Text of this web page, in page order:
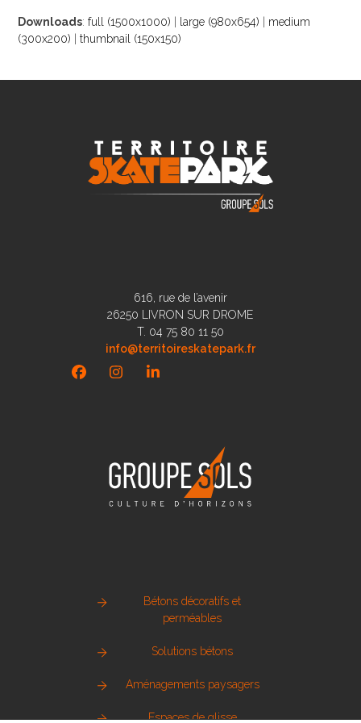
Downloads:full (1500x1000) large (980x654)
medium
(300x200) |thumbnail (150x150)
616, rue de l’avenir
26250 LIVRON SUR DROME
T. 04 75 80 11 50
info@territoireskatepark.fr
FacebookInstagramLinkedIn
Bétons décoratifs et
perméables
Solutions bétons
Aménagements paysagers
Espaces de glisse